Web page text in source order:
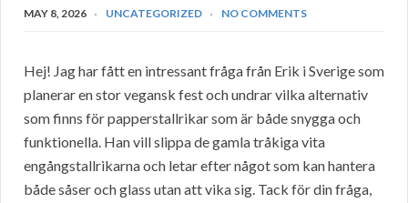
MAY 8, 2026 UNCATEGORIZED NO COMMENTS
Hej! Jag har fått en intressant fråga från Erik i Sverige som
planerar en stor vegansk fest och undrar vilka alternativ
som finns för papperstallrikar som är både snygga och
funktionella. Han vill slippa de gamla tråkiga vita
engångstallrikarna och letar efter något som kan hantera
både såser och glass utan att vika sig. Tack för din fråga,